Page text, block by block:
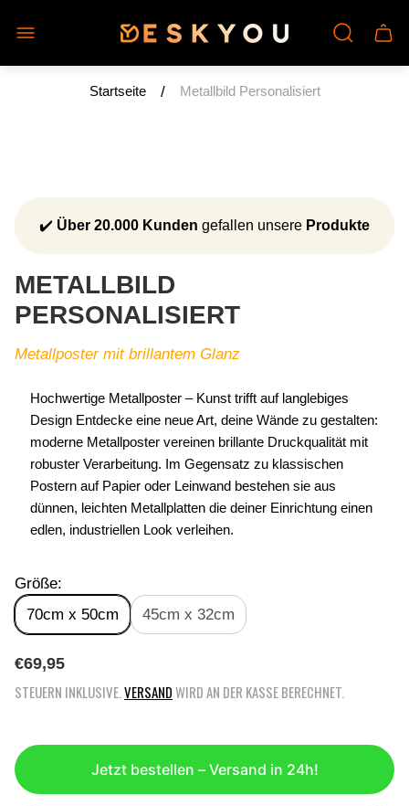
Laden-
Logo"
Startseite / Metallbild Personalisiert
✔️ Über 20.000 Kunden gefallen unsere Produkte
METALLBILD
PERSONALISIERT
Metallposter mit brillantem Glanz
Hochwertige Metallposter – Kunst trifft auf langlebiges
Design Entdecke eine neue Art, deine Wände zu gestalten:
moderne Metallposter vereinen brillante Druckqualität mit
robuster Verarbeitung. Im Gegensatz zu klassischen
Postern auf Papier oder Leinwand bestehen sie aus
dünnen, leichten Metallplatten die deiner Einrichtung einen
edlen, industriellen Look verleihen.
Größe:
70cm x 50cm
45cm x 32cm
R
G
Ä
R
€69,95
STEUERN INKLUSIVE. VERSANDWIRD AN DER KASSE BERECHNET.
Jetzt bestellen – Versand in 24h!